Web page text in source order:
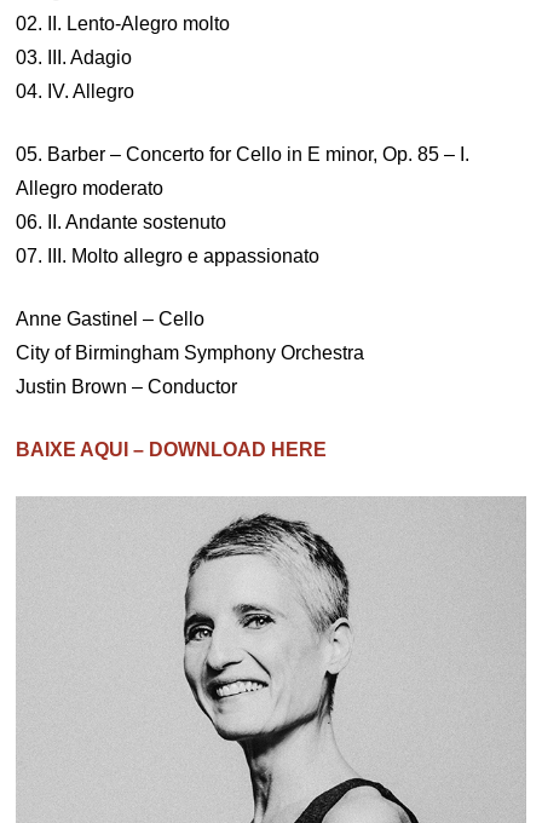
02. II. Lento-Alegro molto
03. III. Adagio
04. IV. Allegro
05. Barber – Concerto for Cello in E minor, Op. 85 – I.
Allegro moderato
06. II. Andante sostenuto
07. III. Molto allegro e appassionato
Anne Gastinel – Cello
City of Birmingham Symphony Orchestra
Justin Brown – Conductor
BAIXE AQUI – DOWNLOAD HERE